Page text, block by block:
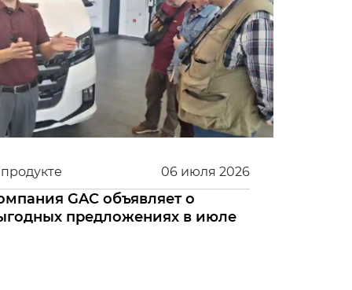
06 июля 2026
GAC объявляет о
предложениях в июле